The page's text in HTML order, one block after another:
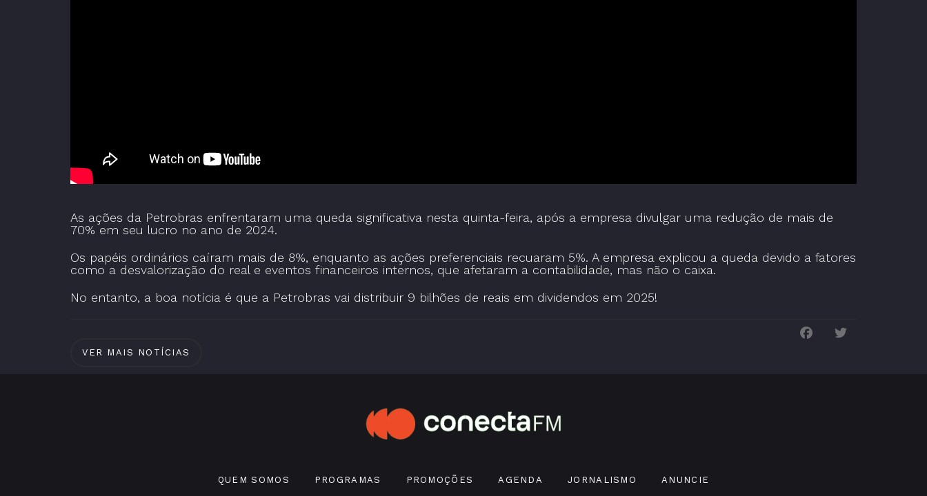
As ações da Petrobras enfrentaram uma queda significativa nesta quinta-feira, após a empresa divulgar uma redução de mais de
70% em seu lucro no ano de 2024.
Os papéis ordinários caíram mais de 8%, enquanto as ações preferenciais recuaram 5%. A empresa explicou a queda devido a fatores
como a desvalorização do real e eventos financeiros internos, que afetaram a contabilidade, mas não o caixa.
No entanto, a boa notícia é que a Petrobras vai distribuir 9 bilhões de reais em dividendos em 2025!
VER MAIS NOTÍCIAS
QUEM SOMOS PROGRAMAS PROMOÇÕES AGENDA JORNALISMO ANUNCIE